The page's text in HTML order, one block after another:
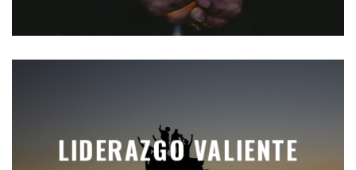
LIDERAZGO VALIENTE